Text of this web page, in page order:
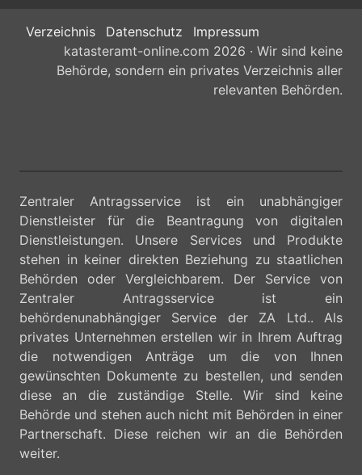
Verzeichnis Datenschutz
Impressum
katasteramt-online.com 2026 · Wir sind keine
Behörde, sondern ein privates Verzeichnis aller
relevanten Behörden.
Zentraler Antragsservice ist ein unabhängiger
Dienstleister für die Beantragung von digitalen
Dienstleistungen. Unsere Services und Produkte
stehen in keiner direkten Beziehung zu staatlichen
Behörden oder Vergleichbarem. Der Service von
Zentraler Antragsservice ist ein
behördenunabhängiger Service der ZA Ltd.. Als
privates Unternehmen erstellen wir in Ihrem Auftrag
die notwendigen Anträge um die von Ihnen
gewünschten Dokumente zu bestellen, und senden
diese an die zuständige Stelle. Wir sind keine
Behörde und stehen auch nicht mit Behörden in einer
Partnerschaft. Diese reichen wir an die Behörden
weiter.